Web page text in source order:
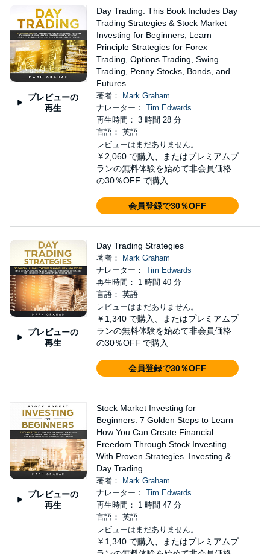
プレビューの
再生
Day Trading: This Book Includes Day
Trading Strategies & Stock Market
Investing for Beginners, Learn
Principle Strategies for Forex
Trading, Options Trading, Swing
Trading, Penny Stocks, Bonds, and
Futures
著者：
Mark Graham
ナレーター： Tim Edwards
再生時間： 3 時間 28 分
言語： 英語
レビューはまだありません。
￥2,060 で購入、またはプレミアムプ
ランの無料体験を始めて非会員価格
の30％OFF で購入
会員登録で30％OFF
プレビューの
再生
Day Trading Strategies
著者：
Mark Graham
ナレーター： Tim Edwards
再生時間： 1 時間 40 分
言語： 英語
レビューはまだありません。
￥1,340 で購入、またはプレミアムプ
ランの無料体験を始めて非会員価格
の30％OFF で購入
会員登録で30％OFF
プレビューの
再生
Stock Market Investing for
Beginners: 7 Golden Steps to Learn
How You Can Create Financial
Freedom Through Stock Investing.
With Proven Strategies. Investing &
Day Trading
著者：
Mark Graham
ナレーター： Tim Edwards
再生時間： 1 時間 47 分
言語： 英語
レビューはまだありません。
￥1,340 で購入、またはプレミアムプ